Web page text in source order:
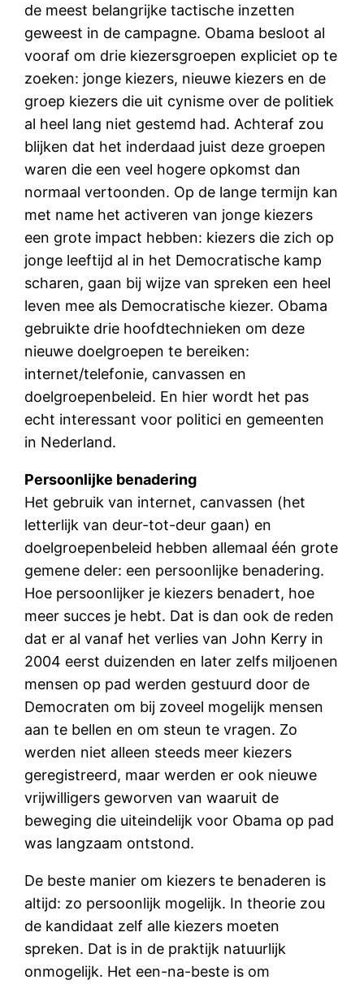
de meest belangrijke tactische inzetten
geweest in de campagne. Obama besloot al
vooraf om drie kiezersgroepen expliciet op te
zoeken: jonge kiezers, nieuwe kiezers en de
groep kiezers die uit cynisme over de politiek
al heel lang niet gestemd had. Achteraf zou
blijken dat het inderdaad juist deze groepen
waren die een veel hogere opkomst dan
normaal vertoonden. Op de lange termijn kan
met name het activeren van jonge kiezers
een grote impact hebben: kiezers die zich op
jonge leeftijd al in het Democratische kamp
scharen, gaan bij wijze van spreken een heel
leven mee als Democratische kiezer. Obama
gebruikte drie hoofdtechnieken om deze
nieuwe doelgroepen te bereiken:
internet/telefonie, canvassen en
doelgroepenbeleid. En hier wordt het pas
echt interessant voor politici en gemeenten
in Nederland.
Persoonlijke benadering
Het gebruik van internet, canvassen (het
letterlijk van deur-tot-deur gaan) en
doelgroepenbeleid hebben allemaal één grote
gemene deler: een persoonlijke benadering.
Hoe persoonlijker je kiezers benadert, hoe
meer succes je hebt. Dat is dan ook de reden
dat er al vanaf het verlies van John Kerry in
2004 eerst duizenden en later zelfs miljoenen
mensen op pad werden gestuurd door de
Democraten om bij zoveel mogelijk mensen
aan te bellen en om steun te vragen. Zo
werden niet alleen steeds meer kiezers
geregistreerd, maar werden er ook nieuwe
vrijwilligers geworven van waaruit de
beweging die uiteindelijk voor Obama op pad
was langzaam ontstond.
De beste manier om kiezers te benaderen is
altijd: zo persoonlijk mogelijk. In theorie zou
de kandidaat zelf alle kiezers moeten
spreken. Dat is in de praktijk natuurlijk
onmogelijk. Het een-na-beste is om